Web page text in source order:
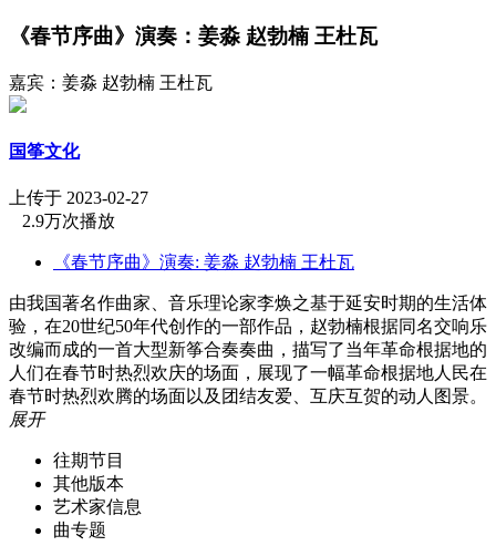
《春节序曲》演奏：姜淼 赵勃楠 王杜瓦
嘉宾：姜淼 赵勃楠 王杜瓦
国筝文化
上传于 2023-02-27
2.9万次播放
《春节序曲》演奏: 姜淼 赵勃楠 王杜瓦
由我国著名作曲家、音乐理论家李焕之基于延安时期的生活体
验，在20世纪50年代创作的一部作品，赵勃楠根据同名交响乐
改编而成的一首大型新筝合奏奏曲，描写了当年革命根据地的
人们在春节时热烈欢庆的场面，展现了一幅革命根据地人民在
春节时热烈欢腾的场面以及团结友爱、互庆互贺的动人图景。
展开
往期节目
其他版本
艺术家信息
曲专题